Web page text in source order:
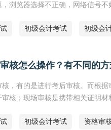
浏览器选择不正确，网络信号
初级会计考试 初级会
核怎么操作？有不同的
，有的是进行考后审核。而根
核；现场审核是携带相关证明
初级会计考试 资格审